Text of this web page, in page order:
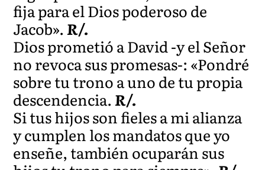
fija para el Dios poderoso de
Jacob».R/.
Dios prometió a David -y el Señor
no revoca sus promesas-: «Pondré
sobre tu trono a uno de tu propia
descendencia.R/.
Si tus hijos son fieles a mi alianza
y cumplen los mandatos que yo
enseñe, también ocuparán sus